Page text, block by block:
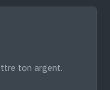
ton argent.